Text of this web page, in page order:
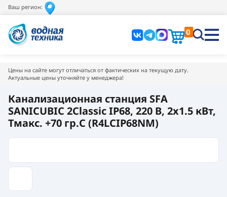
Ваш регион:
0
Цены на сайте могут отличаться от фактических на текущую дату.
Актуальные цены уточняйте у менеджера!
Канализационная станция SFA
SANICUBIC 2Classic IP68, 220 В, 2x1.5 кВт,
Тмакс. +70 гр.С (R4LCIP68NM)